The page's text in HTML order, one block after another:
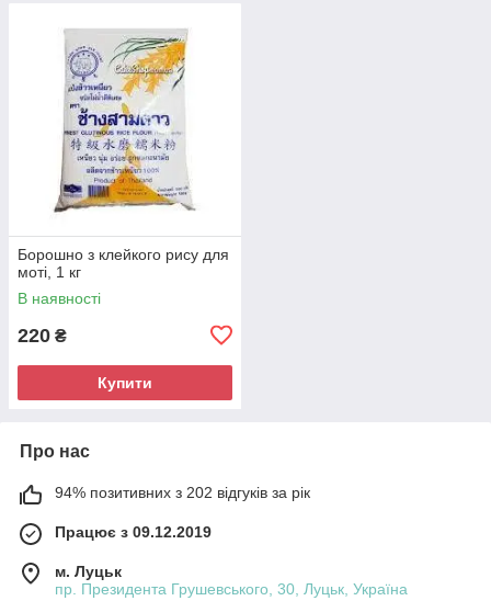
Борошно з клейкого рису для
моті, 1 кг
В наявності
220 ₴
Купити
Про нас
94% позитивних з 202 відгуків за рік
Працює з 09.12.2019
м. Луцьк
пр. Президента Грушевського, 30, Луцьк, Україна